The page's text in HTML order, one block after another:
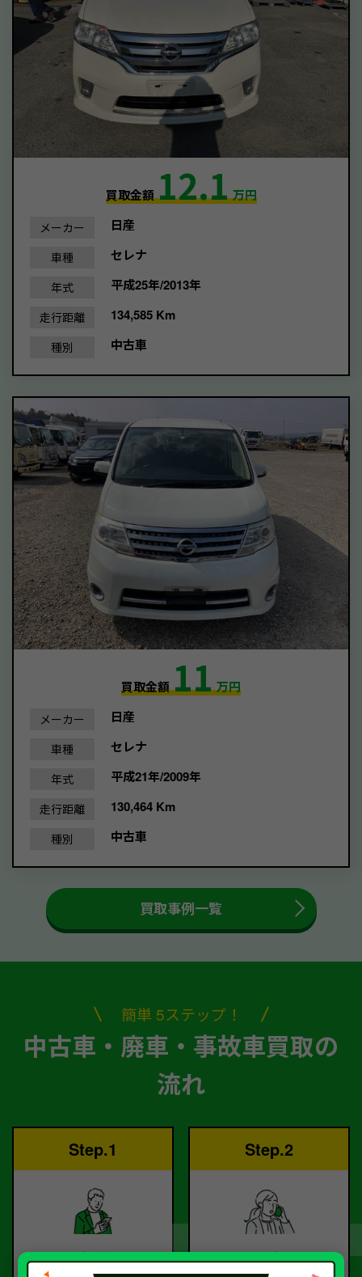
買取金額12.1万円
メーカー 日産
車種 セレナ
年式 平成25年/2013年
走行距離 134,585 Km
種別 中古車
買取金額11万円
メーカー 日産
車種 セレナ
年式 平成21年/2009年
走行距離 130,464 Km
種別 中古車
買取事例一覧
簡単 5ステップ！
中古車・廃車・事故車買取の
流れ
Step.1
ご依頼
Step.2
査定